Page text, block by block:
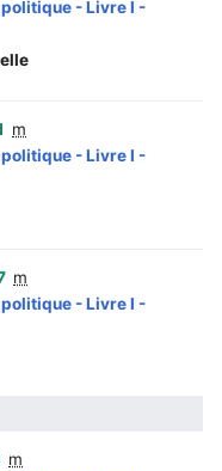
- Livre I -
m
- Livre I -
m
- Livre I -
m